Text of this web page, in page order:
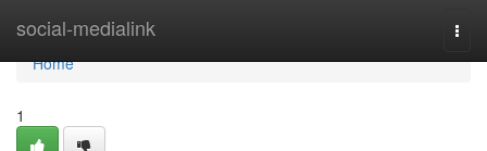
social-medialink
Home
Home
1